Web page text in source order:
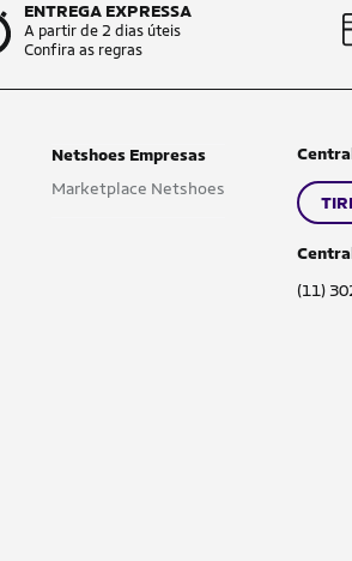
ENTREGA EXPRESSA
A partir de 2 dias úteis
Confira as regras
Netshoes Empresas
Marketplace Netshoes
(11)